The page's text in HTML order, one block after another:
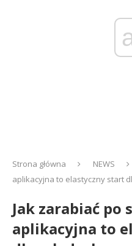
Strona główna NEWS
aplikacyjna to elastyczny start
Jak zarabiać po
aplikacyjna to